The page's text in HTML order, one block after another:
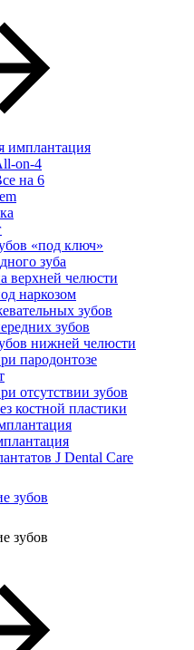
имплантация
on-4
на 6
«под ключ»
зуба
верхней челюсти
наркозом
зубов
зубов
нижней челюсти
пародонтозе
отсутствии зубов
костной пластики
J Dental Care
зубов
зубов